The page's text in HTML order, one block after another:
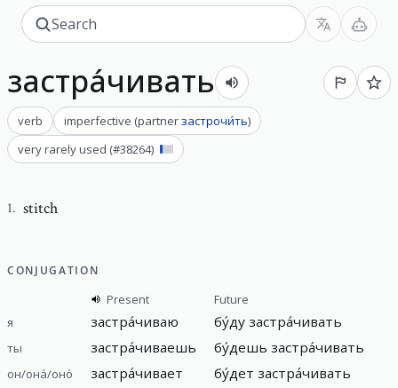
застра́чивать
verb imperfective (partnerзастрочи́ть)
very rarely used (#38264)
1. stitch
CONJUGATION
Present
Future
я
застра́чиваю бу́ду застра́чивать
ты застра́чиваешь бу́дешь застра́чивать
он/она́/оно́ застра́чивает бу́дет застра́чивать